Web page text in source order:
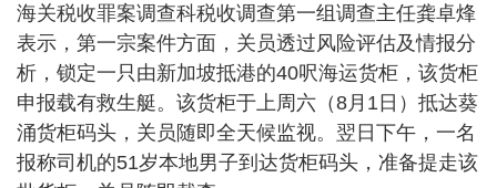
海关税收罪案调查科税收调查第一组调查主任龚卓烽
表示，第一宗案件方面，关员透过风险评估及情报分
析，锁定一只由新加坡抵港的40呎海运货柜，该货柜
申报载有救生艇。该货柜于上周六（8月1日）抵达葵
涌货柜码头，关员随即全天候监视。翌日下午，一名
报称司机的51岁本地男子到达货柜码头，准备提走该